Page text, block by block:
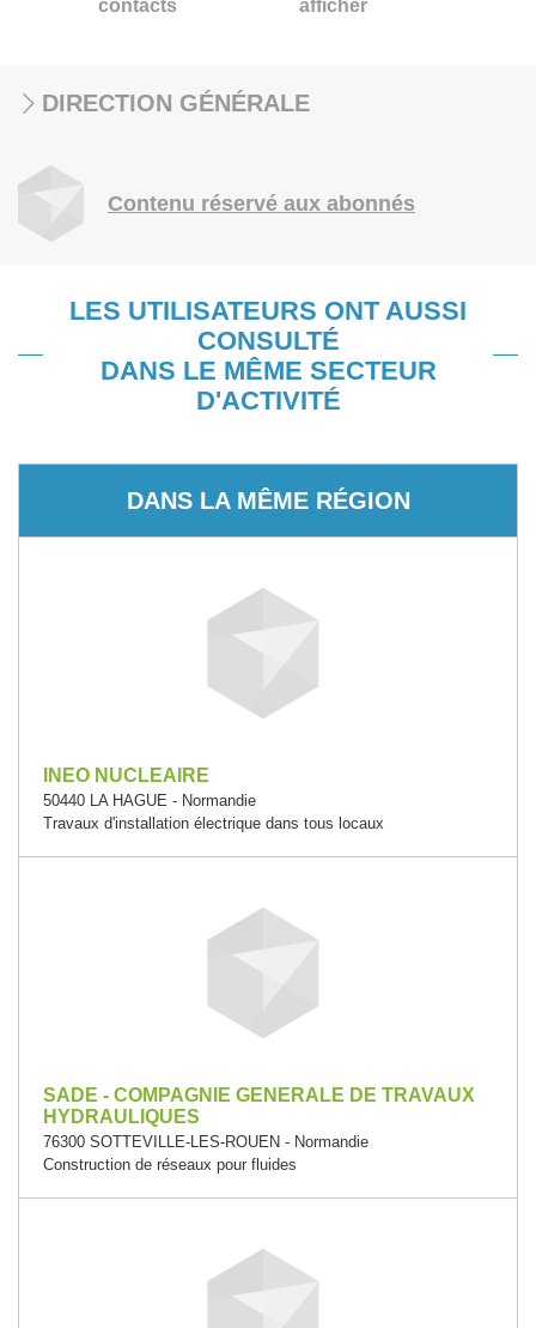
contacts afficher
DIRECTION GÉNÉRALE
Contenu réservé aux abonnés
LES UTILISATEURS ONT AUSSI
CONSULTÉ
DANS LE MÊME SECTEUR
D'ACTIVITÉ
DANS LA MÊME RÉGION
INEO NUCLEAIRE
50440 LA HAGUE - Normandie
Travaux d'installation électrique dans tous locaux
SADE - COMPAGNIE GENERALE DE TRAVAUX
HYDRAULIQUES
76300 SOTTEVILLE-LES-ROUEN - Normandie
Construction de réseaux pour fluides